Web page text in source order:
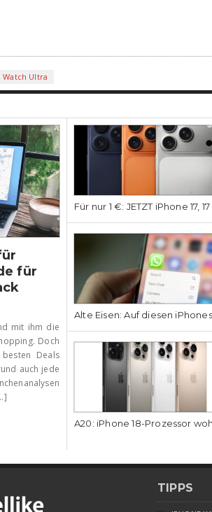
Watch Ultra
für
mit ihm die
Doch
Deals
auch jede
Für nur 1 €: JETZT iPhone 17,
Alte Eisen: Auf diesen
A20: iPhone 18-Prozessor
TIPPS